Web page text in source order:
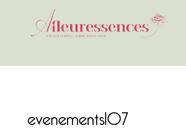
evenements107